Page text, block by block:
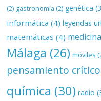
(2) gastronomía (2) genética
informática (4) leyendas
matemáticas (4) medicina
Málaga (26) móviles
pensamiento crítico
química (30) radio